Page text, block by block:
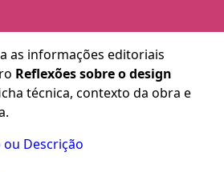
as informações editoriais
Reflexões sobre o design
técnica, contexto da obra e
ou Descrição